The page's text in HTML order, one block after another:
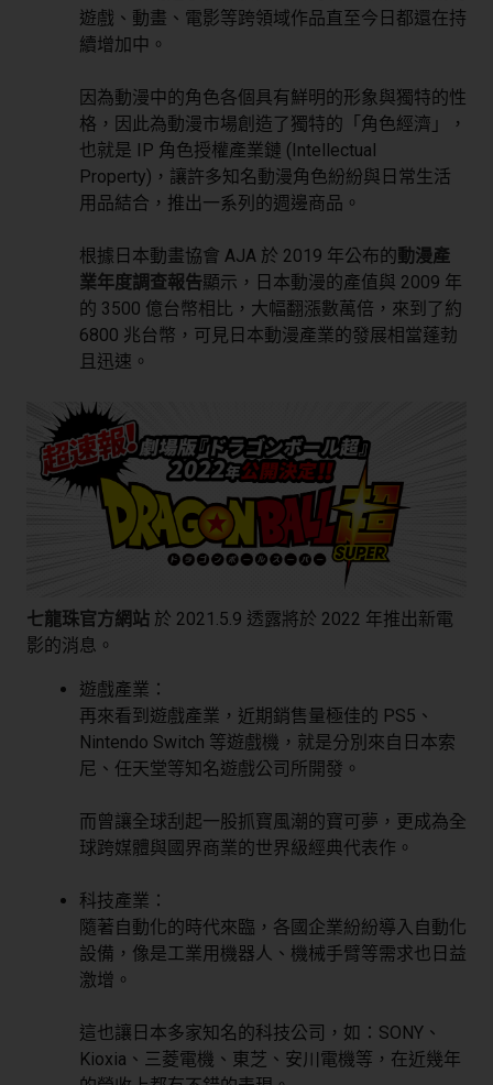
遊戲、動畫、電影等跨領域作品直至今日都還在持
續增加中。
因為動漫中的角色各個具有鮮明的形象與獨特的性
格，因此為動漫市場創造了獨特的「角色經濟」，
也就是 IP 角色授權產業鏈 (Intellectual
Property)，讓許多知名動漫角色紛紛與日常生活
用品結合，推出一系列的週邊商品。
根據日本動畫協會 AJA 於 2019 年公布的動漫產
業年度調查報告顯示，日本動漫的產值與 2009 年
的 3500 億台幣相比，大幅翻漲數萬倍，來到了約
6800 兆台幣，可見日本動漫產業的發展相當蓬勃
且迅速。
七龍珠官方網站 於 2021.5.9 透露將於 2022 年推出新電
影的消息。
遊戲產業：
再來看到遊戲產業，近期銷售量極佳的 PS5、
Nintendo Switch 等遊戲機，就是分別來自日本索
尼、任天堂等知名遊戲公司所開發。
而曾讓全球刮起一股抓寶風潮的寶可夢，更成為全
球跨媒體與國界商業的世界級經典代表作。
科技產業：
隨著自動化的時代來臨，各國企業紛紛導入自動化
設備，像是工業用機器人、機械手臂等需求也日益
激增。
這也讓日本多家知名的科技公司，如：SONY、
Kioxia、三菱電機、東芝、安川電機等，在近幾年